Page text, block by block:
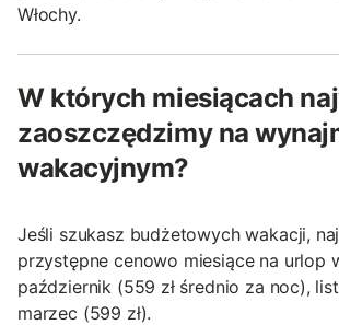
Włochy.
W których miesiącach
zaoszczędzimy na
wakacyjnym?
Jeśli szukasz budżetowych wakacji,
przystępne cenowo miesiące na urlop
październik (559 zł średnio za noc),
marzec (599 zł).